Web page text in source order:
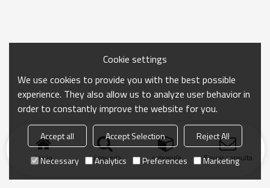
Inicio búsqueda categoría Enviar consulta
Cookie settings
We use cookies to provide you with the best possible
experience. They also allow us to analyze user behavior in
order to constantly improve the website for you.
Accept all Accept Selection
Reject All
Necessary
Analytics Preferences Marketing